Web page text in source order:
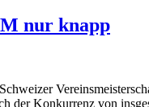
nur knapp
der Konkurrenz von